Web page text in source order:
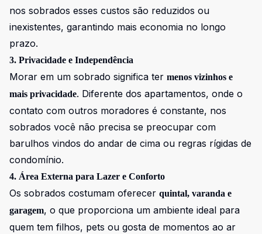
nos sobrados esses custos são reduzidos ou
inexistentes, garantindo mais economia no longo
prazo.
3. Privacidade e Independência
Morar em um sobrado significa ter menos vizinhos e
mais privacidade. Diferente dos apartamentos, onde o
contato com outros moradores é constante, nos
sobrados você não precisa se preocupar com
barulhos vindos do andar de cima ou regras rígidas de
condomínio.
4. Área Externa para Lazer e Conforto
Os sobrados costumam oferecer quintal, varanda e
garagem, o que proporciona um ambiente ideal para
quem tem filhos, pets ou gosta de momentos ao ar